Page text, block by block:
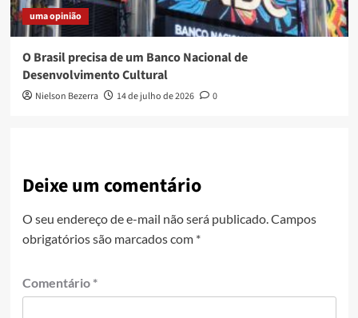
uma opinião
O Brasil precisa de um Banco Nacional de
Desenvolvimento Cultural
Nielson Bezerra 14 de julho de 2026 0
Deixe um comentário
O seu endereço de e-mail não será publicado.Campos
obrigatórios são marcados com *
Comentário *